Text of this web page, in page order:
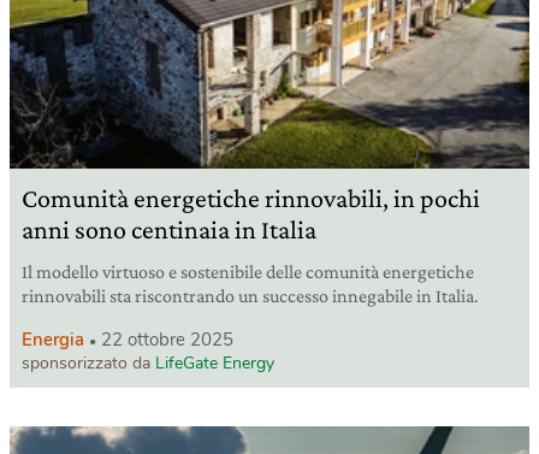
Comunità energetiche rinnovabili, in pochi
anni sono centinaia in Italia
Il modello virtuoso e sostenibile delle comunità energetiche
rinnovabili sta riscontrando un successo innegabile in Italia.
Energia 22 ottobre 2025
sponsorizzato da LifeGate Energy